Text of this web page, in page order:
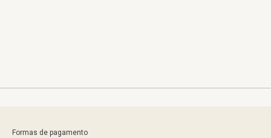
Formas de pagamento